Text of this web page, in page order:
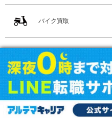
バイク買取
レンタカー
高速バス